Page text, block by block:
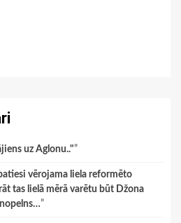
uz Aglonu.."”
vērojama liela reformēto
tas lielā mērā varētu būt Džona
”